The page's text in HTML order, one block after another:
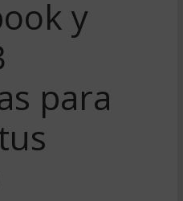
y
para